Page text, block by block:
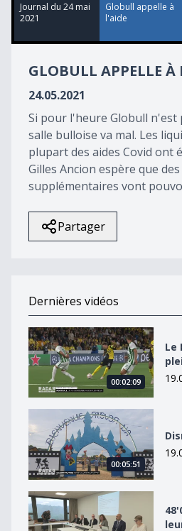
seconds
Journal du 24 mai
2021
Globull appelle à
l'aide
GLOBULL APPELLE À
24.05.2021
Si pour l'heure Globull n'est
salle bulloise va mal. Les
plupart des aides Covid ont
Gilles Ancion espère que
supplémentaires vont
Partager
Dernières vidéos
Le FC Schoenberg en plein
00:02:09
Le
Disneyland en Veveyse
00:05:51
48&#039;000 enfants feront